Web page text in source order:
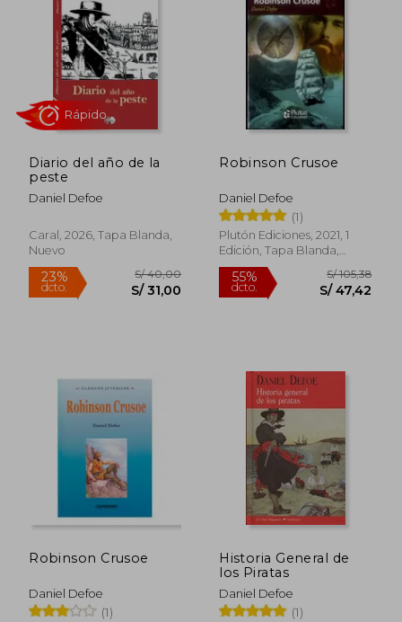
dcto. S/ 15,21 dcto.
Diario del año de la
peste
Daniel Defoe
Caral, 2026, Tapa Blanda,
Nuevo
23%
dcto. S/ 31,00
Robinson Crusoe
Daniel Defoe
(1)
Plutón Ediciones, 2021, 1
Edición, Tapa Blanda,
Nuevo
55%
dcto.
Robinson Crusoe
Daniel Defoe
(1)
Historia General de
los Piratas
Daniel Defoe
(1)